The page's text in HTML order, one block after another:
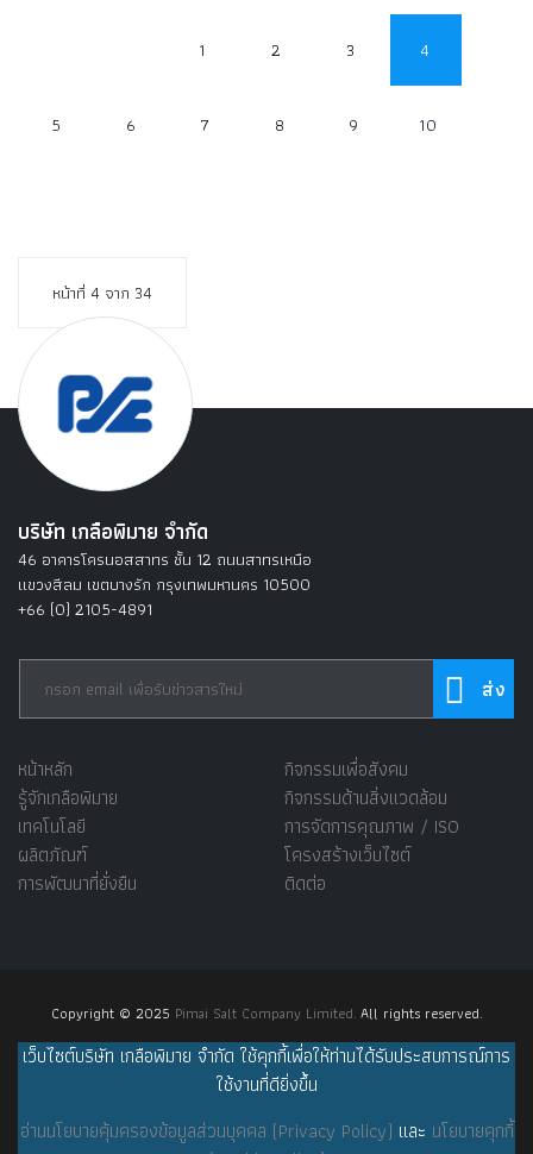
หน้าที่ 4 จาก 34
1 2 3 4
5 6 7 8 9 10
บริษัท เกลือพิมาย จำกัด
46 อาคารโครนอสสาทร ชั้น 12 ถนนสาทรเหนือ
แขวงสีลม เขตบางรัก กรุงเทพมหานคร 10500
+66 (0) 2105-4891
หน้าหลัก
รู้จักเกลือพิมาย
เทคโนโลยี
ผลิตภัณฑ์
การพัฒนาที่ยั่งยืน
กิจกรรมเพื่อสังคม
กิจกรรมด้านสิ่งแวดล้อม
การจัดการคุณภาพ / ISO
โครงสร้างเว็บไซต์
ติดต่อ
Copyright © 2025 Pimai Salt Company Limited. All rights reserved.
เว็บไซต์บริษัท เกลือพิมาย จำกัด ใช้คุกกี้เพื่อให้ท่านได้รับประสบการณ์การ
ใช้งานที่ดียิ่งขึ้น
อ่านนโยบายคุ้มครองข้อมูลส่วนบุคคล (Privacy Policy) และ นโยบายคุกกี้